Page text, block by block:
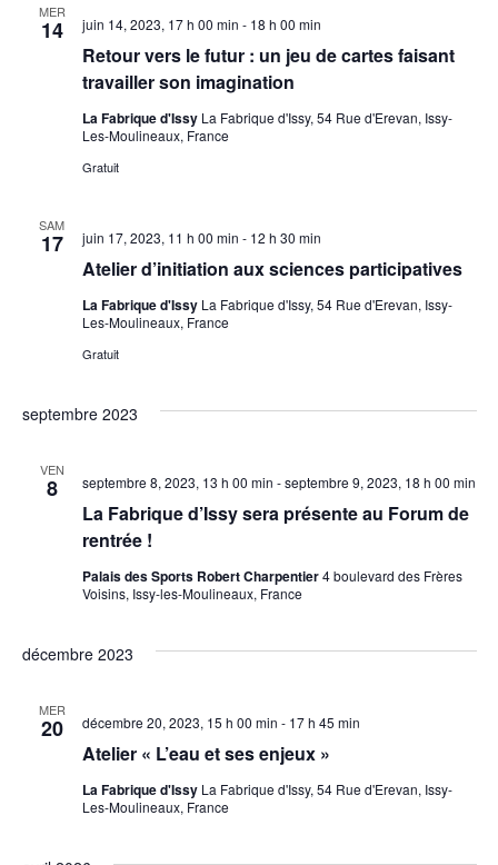
MER
14
Retour vers le futur : un jeu de cartes faisant
travailler son imagination
juin 14, 2023, 17 h 00 min - 18 h 00 min
La Fabrique d'Issy La Fabrique d'Issy, 54 Rue d'Erevan, Issy-
Les-Moulineaux, France
Gratuit
SAM
17
Atelier d’initiation aux sciences participatives
juin 17, 2023, 11 h 00 min - 12 h 30 min
La Fabrique d'Issy La Fabrique d'Issy, 54 Rue d'Erevan, Issy-
Les-Moulineaux, France
Gratuit
septembre 2023
VEN
8
La Fabrique d’Issy sera présente au Forum de
rentrée !
septembre 8, 2023, 13 h 00 min -septembre 9, 2023, 18 h 00 min
Palais des Sports Robert Charpentier4 boulevard des Frères
Voisins, Issy-les-Moulineaux, France
décembre 2023
MER
20
Atelier « L’eau et ses enjeux »
décembre 20, 2023, 15 h 00 min - 17 h 45 min
La Fabrique d'Issy La Fabrique d'Issy, 54 Rue d'Erevan, Issy-
Les-Moulineaux, France